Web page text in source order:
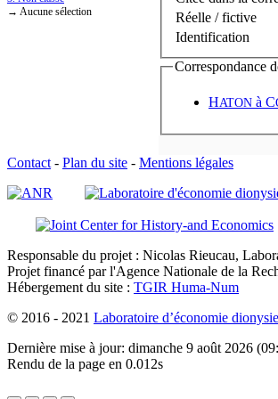
→ Aucune sélection
Réelle / fictive
Identification
Correspondance
HATON à C
Contact - Plan du site - Mentions légales
Responsable du projet : Nicolas Rieucau,
Projet financé par l'Agence Nationale de la
Hébergement du site : TGIR Huma-Num
© 2016 - 2021 Laboratoire d’économie
Dernière mise à jour: dimanche 9 août 2026
Rendu de la page en 0.012s